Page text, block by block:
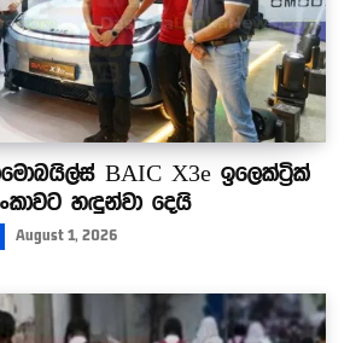
BAIC X3e ඉලෙක්ට්‍රික්
හඳුන්වා දෙයි
August 1, 2026